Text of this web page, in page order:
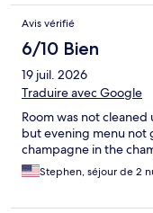
Avis vérifié
6/10 Bien
19 juil. 2026
Traduire avec Google
Room was not
but evening menu not
champagne in the
Stephen, séjour de 2